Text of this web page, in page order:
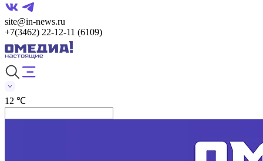
site@in-news.ru
+7(3462) 22-12-11 (6109)
12 ℃